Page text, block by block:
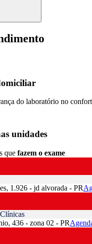
do laboratório no
unidades
que fazem o exame
1.926 - jd alvorada - PR
436 - zona 02 - PR